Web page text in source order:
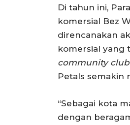
Di tahun ini,
komersial Bez
direncanakan
komersial yang
community club
Petals semakin
“Sebagai kota
dengan